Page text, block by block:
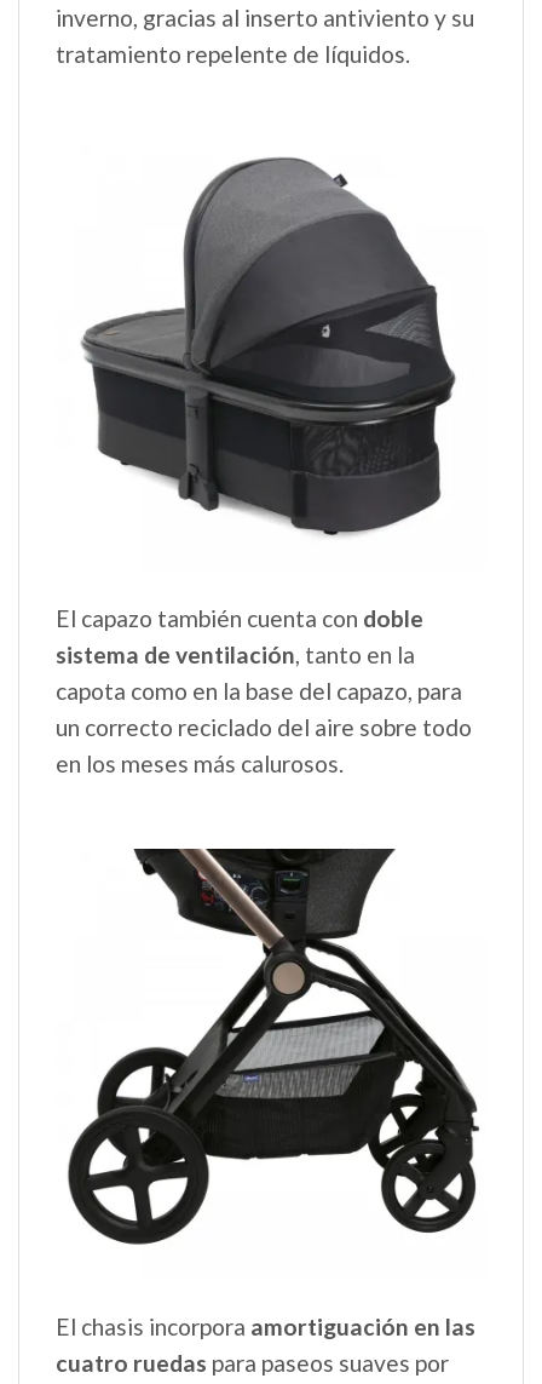
inverno, gracias al inserto antiviento y su
tratamiento repelente de líquidos.
El capazo también cuenta con doble
sistema de ventilación , tanto en la
capota como en la base del capazo, para
un correcto reciclado del aire sobre todo
en los meses más calurosos.
El chasis incorpora amortiguación en las
cuatro ruedas para paseos suaves por